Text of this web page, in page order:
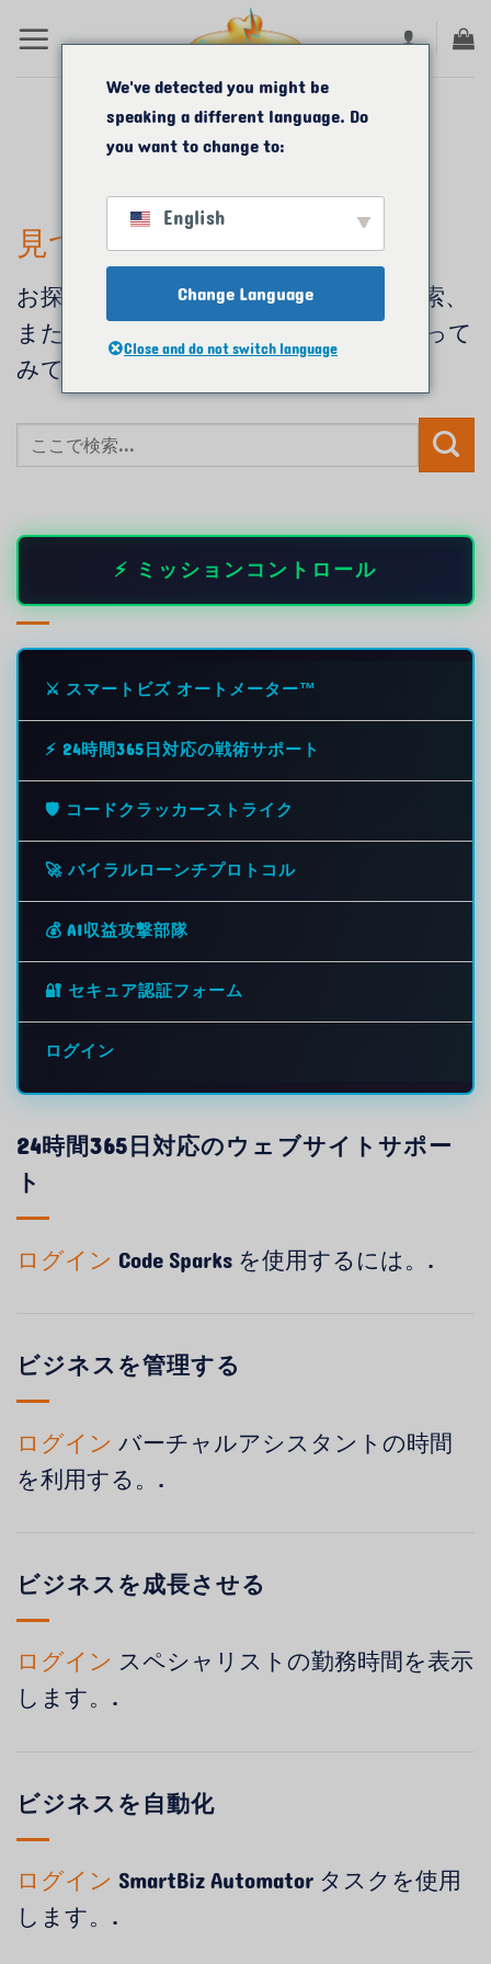
ン
キ
ッ
プ
カテゴリーアーカイブ:
CLASSES
見つかりませんでした
お探しのものが見つけられません。検索、
または下のリンクのうちのひとつを使って
みてください。
⚡ ミッションコントロール
⚔️ スマートビズ オートメーター™
⚡ 24時間365日対応の戦術サポート
🛡️ コードクラッカーストライク
🚀 バイラルローンチプロトコル
💰 AI収益攻撃部隊
🔐 セキュア認証フォーム
ログイン
24時間365日対応のウェブサイトサポー
ト
ログイン Code Sparks を使用するには。.
ビジネスを管理する
ログイン バーチャルアシスタントの時間
を利用する。.
ビジネスを成長させる
ログイン スペシャリストの勤務時間を表示
します。.
ビジネスを自動化
ログイン SmartBiz Automator タスクを使用
します。.
We've detected you might be
speaking a different language. Do
you want to change to:
English
Change Language
Close and do not switch language